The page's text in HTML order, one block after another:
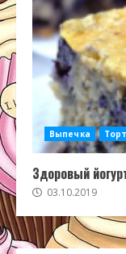
Выпечка
Здоровый
03.10.2019